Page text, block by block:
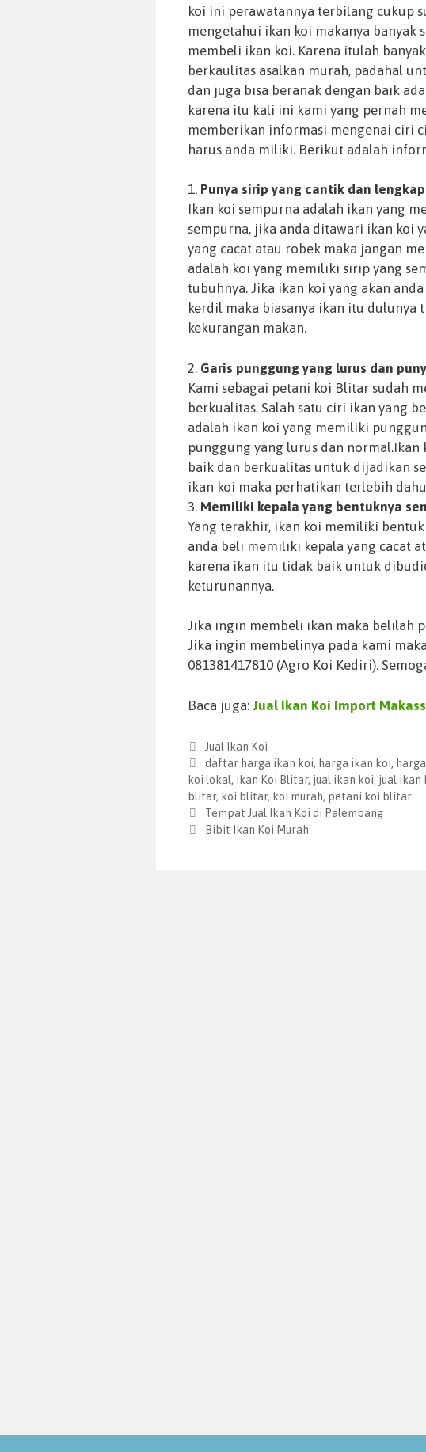
koi ini perawatannya terbilang cukup
mengetahui ikan koi makanya banyak
membeli ikan koi. Karena itulah
berkaulitas asalkan murah, padahal
dan juga bisa beranak dengan baik
karena itu kali ini kami yang pernah
memberikan informasi mengenai ciri
harus anda miliki. Berikut adalah
1. Punya sirip yang cantik dan lengkap
Ikan koi sempurna adalah ikan yang
sempurna, jika anda ditawari ikan koi
yang cacat atau robek maka jangan
adalah koi yang memiliki sirip yang
tubuhnya. Jika ikan koi yang akan
kerdil maka biasanya ikan itu dulunya
kekurangan makan.
2. Garis punggung yang lurus dan
Kami sebagai petani koi Blitar sudah
berkualitas. Salah satu ciri ikan yang
adalah ikan koi yang memiliki
punggung yang lurus dan
baik dan berkualitas untuk dijadikan
ikan koi maka perhatikan terlebih
3. Memiliki kepala yang bentuknya
Yang terakhir, ikan koi memiliki
anda beli memiliki kepala yang cacat
karena ikan itu tidak baik untuk
keturunannya.
Jika ingin membeli ikan maka belilah
Jika ingin membelinya pada kami
081381417810 (Agro Koi Kediri).
Baca juga: Jual Ikan Koi Import
Jual Ikan Koi
daftar harga ikan koi, harga ikan koi,
koi lokal, Ikan Koi Blitar, jual ikan koi, jual ikan
blitar, koi blitar, koi murah, petani koi blitar
Tempat Jual Ikan Koi di Palembang
Bibit Ikan Koi Murah